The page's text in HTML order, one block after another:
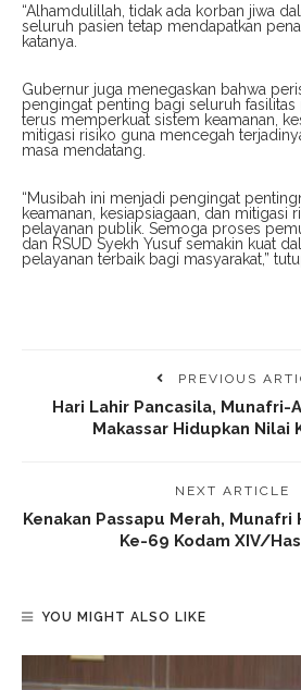
“Alhamdulillah, tidak ada korban jiwa
seluruh pasien tetap mendapatkan
katanya.
Gubernur juga menegaskan bahwa
pengingat penting bagi seluruh
terus memperkuat sistem keamanan,
mitigasi risiko guna mencegah
masa mendatang.
“Musibah ini menjadi pengingat
keamanan, kesiapsiagaan, dan mitigasi
pelayanan publik. Semoga proses
dan RSUD Syekh Yusuf semakin kuat
pelayanan terbaik bagi masyarakat,”
PREVIOUS
Hari Lahir Pancasila, Munafri-
Makassar Hidupkan Nilai
NEXT ARTICLE
Kenakan Passapu Merah, Munafri
Ke-69 Kodam XIV/
YOU MIGHT ALSO LIKE